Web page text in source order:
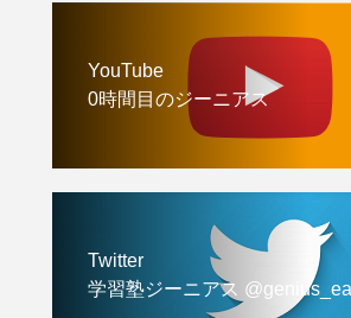
YouTube
0時間目のジーニアス
Twitter
学習塾ジーニアス